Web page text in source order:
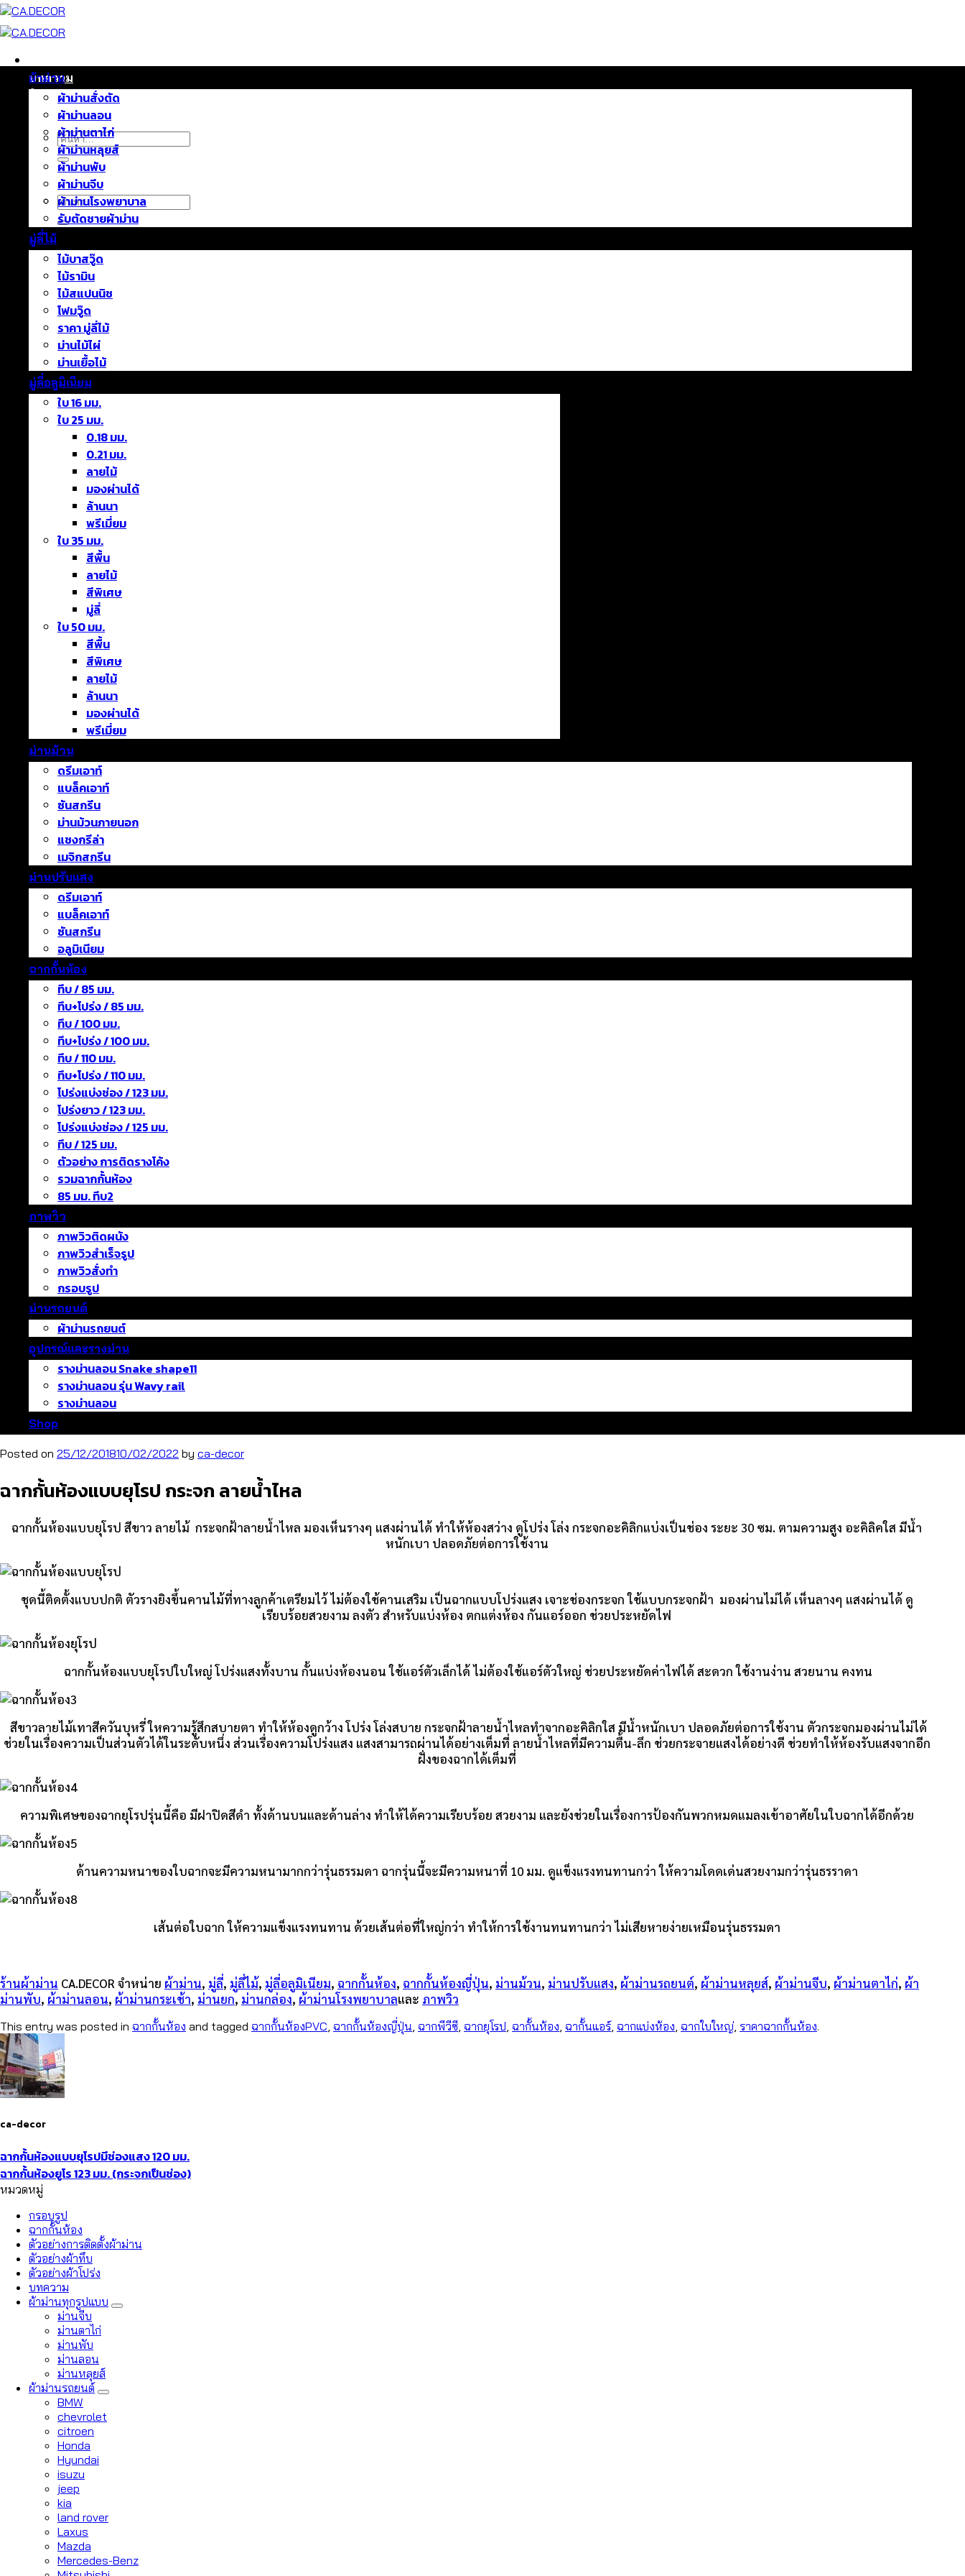
ข้าม
ยัง
บทความ
ติดต่อเรา
เกี่ยวกับเรา
ค้นหา:
ค้นหา:
ผ้าม่าน
ผ้าม่านสั่งตัด
ผ้าม่านลอน
ผ้าม่านตาไก่
ผ้าม่านหลุยส์
ผ้าม่านพับ
ผ้าม่านจีบ
ผ้าม่านโรงพยาบาล
รับตัดชายผ้าม่าน
มู่ลี่ไม้
ไม้บาสวู๊ด
ไม้รามิน
ไม้สแปนนิช
โฟมวู๊ด
ราคา มู่ลี่ไม้
ม่านไม้ไผ่
ม่านเยื้อไม้
มู่ลี่อลูมิเนียม
ใบ 16 มม.
ใบ 25 มม.
0.18 มม.
0.21 มม.
ลายไม้
มองผ่านได้
ล้านนา
พรีเมี่ยม
ใบ 35 มม.
สีพื้น
ลายไม้
สีพิเศษ
มู่ลี่
ใบ 50 มม.
สีพื้น
สีพิเศษ
ลายไม้
ล้านนา
มองผ่านได้
พรีเมี่ยม
ม่านม้วน
ดรีมเอาท์
แบล็คเอาท์
ซันสกรีน
ม่านม้วนภายนอก
แชงกรีล่า
เมจิกสกรีน
ม่านปรับแสง
ดรีมเอาท์
แบล็คเอาท์
ซันสกรีน
อลูมิเนียม
ฉากกั้นห้อง
ทึบ / 85 มม.
ทึบ+โปร่ง / 85 มม.
ทึบ / 100 มม.
ทึบ+โปร่ง / 100 มม.
ทึบ / 110 มม.
ทึบ+โปร่ง / 110 มม.
โปร่งแบ่งช่อง / 123 มม.
โปร่งยาว / 123 มม.
โปร่งแบ่งช่อง / 125 มม.
ทึบ / 125 มม.
ตัวอย่าง การติดรางโค้ง
รวมฉากกั้นห้อง
85 มม. ทึบ2
ภาพวิว
ภาพวิวติดผนัง
ภาพวิวสำเร็จรูป
ภาพวิวสั่งทำ
กรอบรูป
ม่านรถยนต์
ผ้าม่านรถยนต์
อุปกรณ์และรางม่าน
รางม่านลอน Snake shape11
รางม่านลอน รุ่น Wavy rail
รางม่านลอน
Shop
Posted on 25/12/201810/02/2022 by ca-decor
ฉากกั้นห้องแบบยุโรป กระจก ลายน้ำไหล
ฉากกั้นห้องแบบยุโรป สีขาว ลายไม้ กระจกฝ้าลายน้ำไหล มองเห็นรางๆ แสงผ่านได้ ทำให้ห้องสว่าง ดูโปร่ง โล่ง กระจกอะคิลิกแบ่งเป็นช่อง ระยะ 30 ซม. ตามความสูง อะคิลิคใส มีน้ำ
หนักเบา ปลอดภัยต่อการใช้งาน
ชุดนี้ติดตั้งแบบปกติ ตัวรางยิงขึ้นคานไม้ที่ทางลูกค้าเตรียมไว้ ไม่ต้องใช้คานเสริม เป็นฉากแบบโปร่งแสง เจาะช่องกระจก ใช้แบบกระจกฝ้า มองผ่านไม่ได้ เห็นลางๆ แสงผ่านได้ ดู
เรียบร้อยสวยงาม ลงตัว สำหรับแบ่งห้อง ตกแต่งห้อง กันแอร์ออก ช่วยประหยัดไฟ
ฉากกั้นห้องแบบยุโรปใบใหญ่ โปร่งแสงทั้งบาน กั้นแบ่งห้องนอน ใช้แอร์ตัวเล็กได้ ไม่ต้องใช้แอร์ตัวใหญ่ ช่วยประหยัดค่าไฟได้ สะดวก ใช้งานง่าน สวยนาน คงทน
สีขาวลายไม้เทาสีควันบุหรี่ ใหความรู้สึกสบายตา ทำให้ห้องดูกว้าง โปร่ง โล่งสบาย กระจกฝ้าลายน้ำไหลทำจากอะคิลิกใส มีน้ำหนักเบา ปลอดภัยต่อการใช้งาน ตัวกระจกมองผ่านไม่ได้
ช่วยในเรื่องความเป็นส่วนตัวได้ในระดับหนึ่ง ส่วนเรื่องความโปร่งแสง แสงสามารถผ่านได้อย่างเต็มที่ ลายน้ำไหลที่มีความตื้น-ลึก ช่วยกระจายแสงได้อย่างดี ช่วยทำให้ห้องรับแสงจากอีก
ฝั่งของฉากได้เต็มที่
ความพิเศษของฉากยุโรปรุ่นนี้คือ มีฝาปิดสีดำ ทั้งด้านบนและด้านล่าง ทำให้ได้ความเรียบร้อย สวยงาม และยังช่วยในเรื่องการป้องกันพวกหมดแมลงเข้าอาศัยในใบฉากได้อีกด้วย
ด้านความหนาของใบฉากจะมีความหนามากกว่ารุ่นธรรมดา ฉากรุ่นนี้จะมีความหนาที่ 10 มม. ดูแข็งแรงทนทานกว่า ให้ความโดดเด่นสวยงามกว่ารุ่นธรราดา
เส้นต่อใบฉาก ให้ความแข็งแรงทนทาน ด้วยเส้นต่อที่ใหญ่กว่า ทำให้การใช้งานทนทานกว่า ไม่เสียหายง่ายเหมือนรุ่นธรรมดา
ร้านผ้าม่าน CA.DECOR จำหน่าย ผ้าม่าน, มู่ลี่, มู่ลี่ไม้, มู่ลี่อลูมิเนียม, ฉากกั้นห้อง, ฉากกั้นห้องญี่ปุ่น, ม่านม้วน, ม่านปรับแสง, ผ้าม่านรถยนต์, ผ้าม่านหลุยส์, ผ้าม่านจีบ, ผ้าม่านตาไก่, ผ้า
ม่านพับ, ผ้าม่านลอน, ผ้าม่านกระเช้า, ม่านยก, ม่านกล่อง, ผ้าม่านโรงพยาบาลและ ภาพวิว
This entry was posted in ฉากกั้นห้อง and tagged ฉากกั้นห้องPVC, ฉากกั้นห้องญี่ปุ่น, ฉากพีวีซี, ฉากยุโรป, ฉากั้นห้อง, ฉากั้นแอร์, ฉากแบ่งห้อง, ฉากใบใหญ่, ราคาฉากกั้นห้อง.
ca-decor
ฉากกั้นห้องแบบยุโรปมีช่องแสง 120 มม.
ฉากกั้นห้องยูโร 123 มม. (กระจกเป็นช่อง)​
หมวดหมู่
กรอบรูป
ฉากกั้นห้อง
ตัวอย่างการติดตั้งผ้าม่าน
ตัวอย่างผ้าทึบ
ตัวอย่างผ้าโปร่ง
บทความ
ผ้าม่านทุกรูปแบบ
ม่านจีบ
ม่านตาไก่
ม่านพับ
ม่านลอน
ม่านหลุยส์
ผ้าม่านรถยนต์
BMW
chevrolet
citroen
Honda
Hyundai
isuzu
jeep
kia
land rover
Laxus
Mazda
Mercedes-Benz